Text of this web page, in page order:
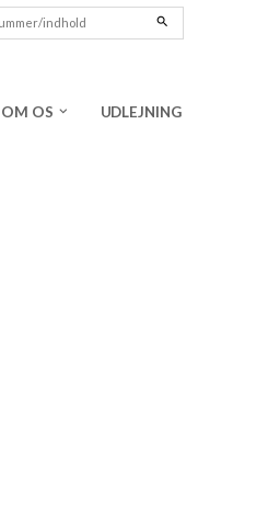
search
OM OS keyboard_arrow_down UDLEJNING